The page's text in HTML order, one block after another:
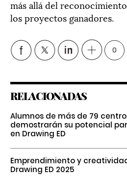
más allá del
los proyectos ganadores.
0
RELACIONADAS
Alumnos de más de 79
demostrarán su potencial
en Drawing ED
Emprendimiento y
Drawing ED 2025